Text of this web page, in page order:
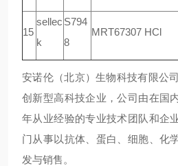
15
sellec
k
S794
8
MRT67307 HCl
安诺伦（北京）生物科技有限公
创新型高科技企业，公司由在国
年从业经验的专业技术团队和企
门从事以抗体、蛋白、细胞、化
发与销售。